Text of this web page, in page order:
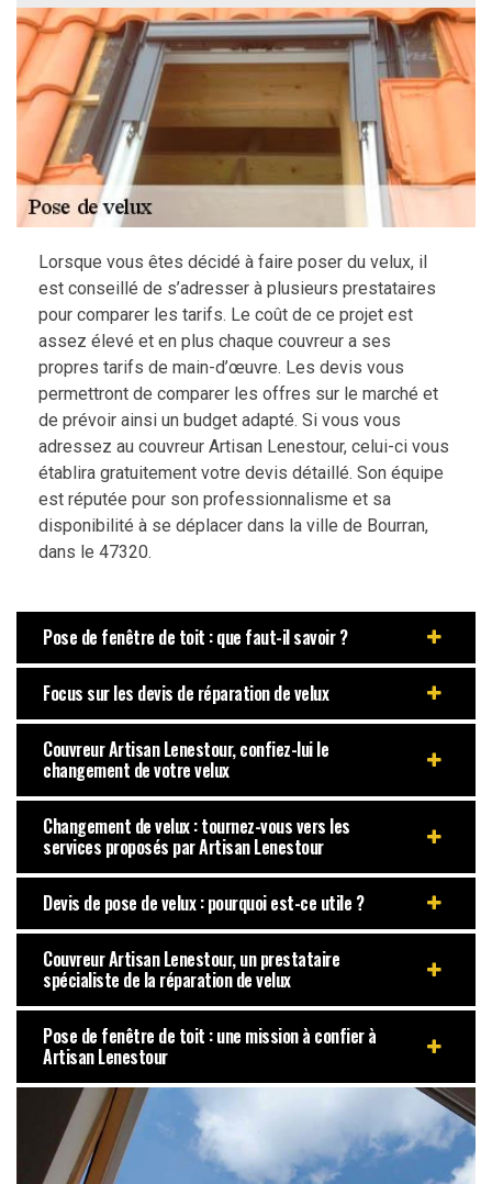
Lorsque vous êtes décidé à faire poser du velux, il
est conseillé de s’adresser à plusieurs prestataires
pour comparer les tarifs. Le coût de ce projet est
assez élevé et en plus chaque couvreur a ses
propres tarifs de main-d’œuvre. Les devis vous
permettront de comparer les offres sur le marché et
de prévoir ainsi un budget adapté. Si vous vous
adressez au couvreur Artisan Lenestour, celui-ci vous
établira gratuitement votre devis détaillé. Son équipe
est réputée pour son professionnalisme et sa
disponibilité à se déplacer dans la ville de Bourran,
dans le 47320.
Pose de fenêtre de toit : que faut-il savoir ?
Focus sur les devis de réparation de velux
Couvreur Artisan Lenestour, confiez-lui le
changement de votre velux
Changement de velux : tournez-vous vers les
services proposés par Artisan Lenestour
Devis de pose de velux : pourquoi est-ce utile ?
Couvreur Artisan Lenestour, un prestataire
spécialiste de la réparation de velux
Pose de fenêtre de toit : une mission à confier à
Artisan Lenestour